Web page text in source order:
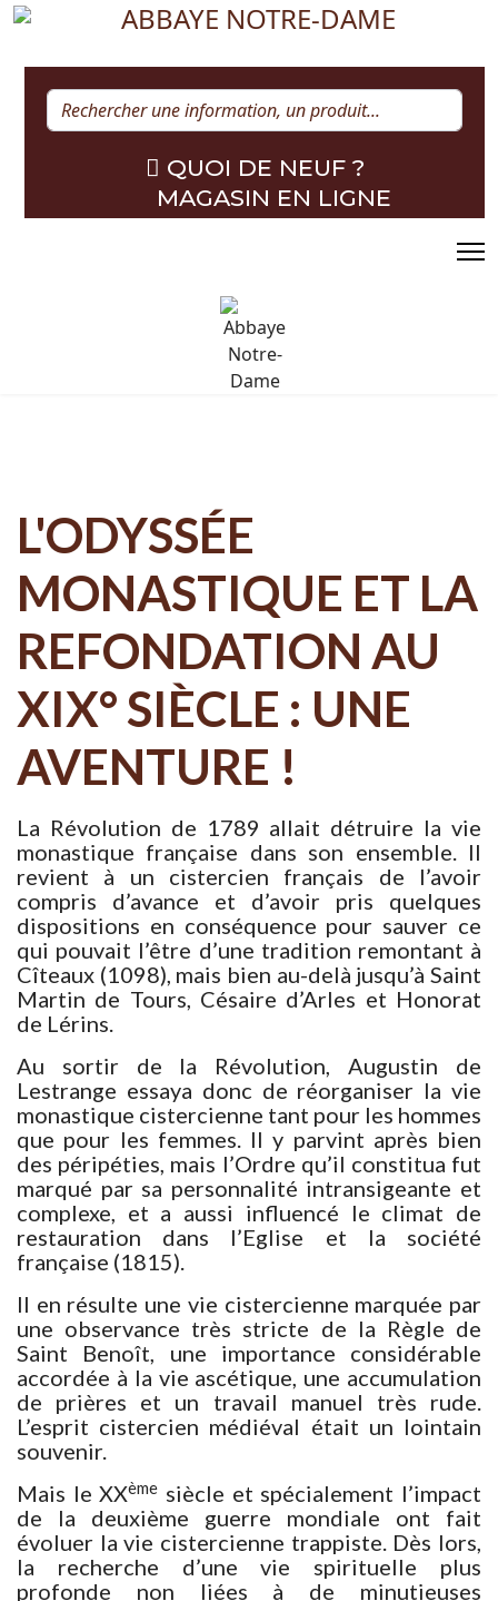
Rechercher
QUOI DE NEUF ?
MAGASIN EN LIGNE
L'ODYSSÉE
MONASTIQUE ET LA
REFONDATION AU
XIX° SIÈCLE : UNE
AVENTURE !
La Révolution de 1789 allait détruire la vie
monastique française dans son ensemble. Il
revient à un cistercien français de l’avoir
compris d’avance et d’avoir pris quelques
dispositions en conséquence pour sauver ce
qui pouvait l’être d’une tradition remontant à
Cîteaux (1098), mais bien au-delà jusqu’à Saint
Martin de Tours, Césaire d’Arles et Honorat
de Lérins.
Au sortir de la Révolution, Augustin de
Lestrange essaya donc de réorganiser la vie
monastique cistercienne tant pour les hommes
que pour les femmes. Il y parvint après bien
des péripéties, mais l’Ordre qu’il constitua fut
marqué par sa personnalité intransigeante et
complexe, et a aussi influencé le climat de
restauration dans l’Eglise et la société
française (1815).
Il en résulte une vie cistercienne marquée par
une observance très stricte de la Règle de
Saint Benoît, une importance considérable
accordée à la vie ascétique, une accumulation
de prières et un travail manuel très rude.
L’esprit cistercien médiéval était un lointain
souvenir.
Mais le XXème siècle et spécialement l’impact
de la deuxième guerre mondiale ont fait
évoluer la vie cistercienne trappiste. Dès lors,
la recherche d’une vie spirituelle plus
profonde non liées à de minutieuses